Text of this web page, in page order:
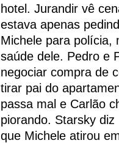
hotel. Jurandir vê
estava apenas
Michele para polícia,
saúde dele. Pedro e
negociar compra de
tirar pai do
passa mal e Carlão
piorando. Starsky
que Michele atirou